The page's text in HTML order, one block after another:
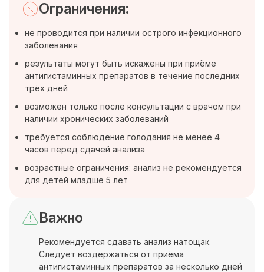
Ограничения:
не проводится при наличии острого инфекционного
заболевания
результаты могут быть искажены при приёме
антигистаминных препаратов в течение последних
трёх дней
возможен только после консультации с врачом при
наличии хронических заболеваний
требуется соблюдение голодания не менее 4
часов перед сдачей анализа
возрастные ограничения: анализ не рекомендуется
для детей младше 5 лет
Важно
Рекомендуется сдавать анализ натощак.
Следует воздержаться от приёма
антигистаминных препаратов за несколько дней